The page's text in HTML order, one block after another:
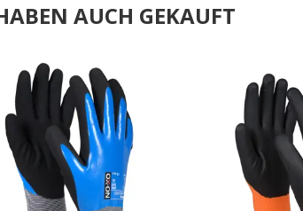
AUCH GEKAUFT